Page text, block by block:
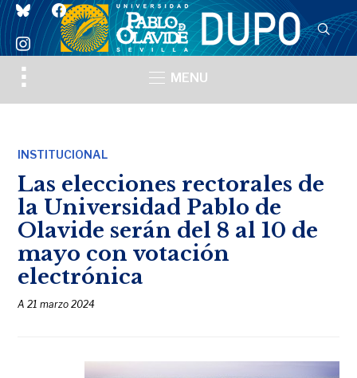
blueskyfacebook
instagram
Toggle
sidebar
MENU
INSTITUCIONAL
Las elecciones rectorales de
la Universidad Pablo de
Olavide serán del 8 al 10 de
mayo con votación
electrónica
A21 marzo 2024